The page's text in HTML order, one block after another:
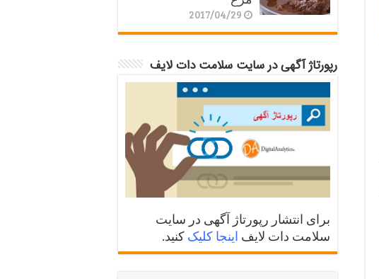
2017/04/29
رپورتاژ آگهی در سایت سلامت دات لایف
برای انتشار رپورتاژ آگهی در سایت
سلامت دات لایف اینجا کلیک کنید.